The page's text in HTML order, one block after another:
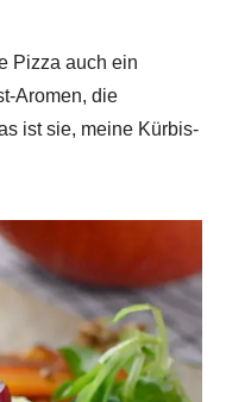
Pizza auch ein
Aromen, die
ist sie, meine Kürbis-